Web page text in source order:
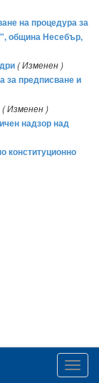
на процедура за
община Несебър,
( Изменен )
за предписване и
( Изменен )
надзор над
конституционно